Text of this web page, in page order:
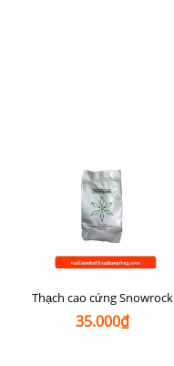
Thạch cao cứng Snowrock
35.000₫